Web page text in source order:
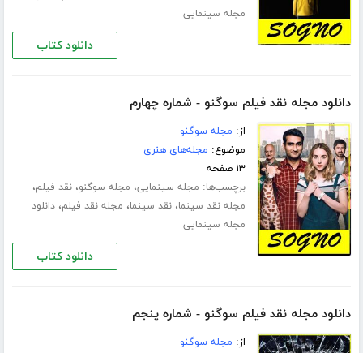
مجله سینمایی
دانلود کتاب
دانلود مجله نقد فیلم سوگنو - شماره چهارم
از: مجله سوگنو
موضوع: مجله‌های هنری
۱۳ صفحه
برچسب‌ها: مجله سینمایی، مجله سوگنو،نقد فیلم،
مجله نقد سینما،نقد سینما، مجله نقد فیلم،دانلود
مجله سینمایی
دانلود کتاب
دانلود مجله نقد فیلم سوگنو - شماره پنجم
از: مجله سوگنو